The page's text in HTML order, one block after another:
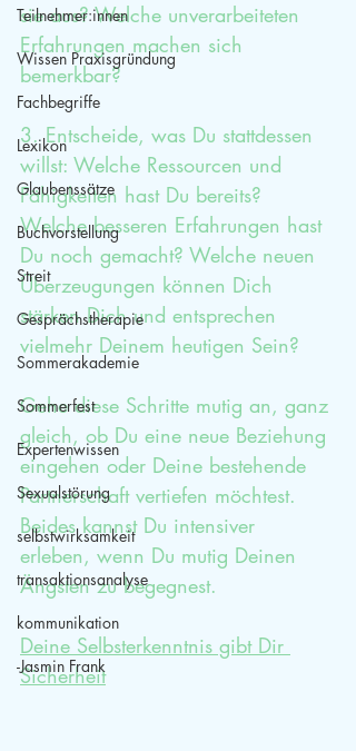
Teilnehmer:innen
Wissen Praxisgründung
Fachbegriffe
Lexikon
Glaubenssätze
Buchvorstellung
Streit
Gesprächstherapie
Sommerakademie
Sommerfest
Expertenwissen
Sexualstörung
selbstwirksamkeit
transaktionsanalyse
kommunikation
-Jasmin Frank
sie aus? Welche unverarbeiteten
Erfahrungen machen sich
bemerkbar?
3. Entscheide, was Du stattdessen
willst: Welche Ressourcen und
Fähigkeiten hast Du bereits?
Welche besseren Erfahrungen hast
Du noch gemacht? Welche neuen
Überzeugungen können Dich
stärken Dich und entsprechen
vielmehr Deinem heutigen Sein?
Gehe diese Schritte mutig an, ganz
gleich, ob Du eine neue Beziehung
eingehen oder Deine bestehende
Partnerschaft vertiefen möchtest.
Beides kannst Du intensiver
erleben, wenn Du mutig Deinen
Ängsten zu begegnest.
Deine Selbsterkenntnis gibt Dir
Sicherheit